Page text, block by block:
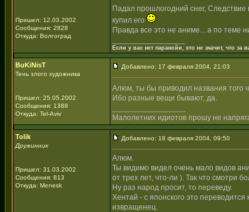
Пришел: 12.03.2002
Сообщения: 2828
Откуда: Волгоград
Падал прошлогодний снег,
купил его
Правда все это не аниме... а по теме
Если у вас нет паранойи, это не значит, что за
BuKiNisT
Тень злого художника
Пришел: 25.05.2002
Сообщения: 1388
Откуда: Tel-Aviv
Добавлено: 17 февраля 2004, 21:03
Алюм, ты бы приводил названия того
Ибо разные вещи бывают, да.
Малолетних идиотов прошу не
Tolik
Дружинник
Пришел: 31.03.2002
Сообщения: 813
Откуда: Menesk
Добавлено: 18 февраля 2004, 09:50
Алюм.
Ты видимо видел очень мало видов
от трех лет, что-ли ). Так что смотри
Ну раз народ просит, то переведу.
Хентай - с японского это
извращенец.